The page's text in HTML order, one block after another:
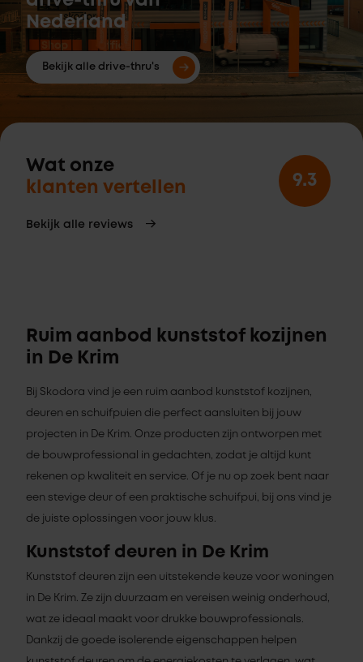
Nederland
Bekijk alle drive-thru's
Wat onze
klanten vertellen
Bekijk alle reviews
9.3
Ruim aanbod kunststof kozijnen
in De Krim
Bij Skodora vind je een ruim aanbod kunststof kozijnen,
deuren en schuifpuien die perfect aansluiten bij jouw
projecten in De Krim. Onze producten zijn ontworpen met
de bouwprofessional in gedachten, zodat je altijd kunt
rekenen op kwaliteit en service. Of je nu op zoek bent naar
een stevige deur of een praktische schuifpui, bij ons vind je
de juiste oplossingen voor jouw klus.
Kunststof deuren in De Krim
Kunststof deuren zijn een uitstekende keuze voor woningen
in De Krim. Ze zijn duurzaam en vereisen weinig onderhoud,
wat ze ideaal maakt voor drukke bouwprofessionals.
Dankzij de goede isolerende eigenschappen helpen